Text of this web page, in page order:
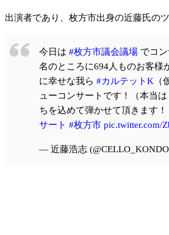
出演者であり、枚方市出身の近藤氏の
今日は #枚方市議会議場 でコ
名のところに694人ものお客様
に幸せな我ら #カルテットK （
ューコンサートです！（本当
ちを込めて弾かせて頂きます！
サート #枚方市 pic.twitter.com/
— 近藤浩志